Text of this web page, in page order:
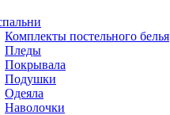
Комплекты постельного белья
Пледы
Покрывала
Подушки
Одеяла
Наволочки